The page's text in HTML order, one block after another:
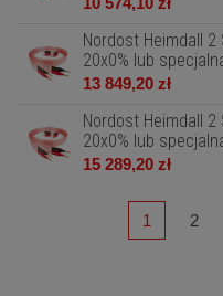
Nordost Heimdall 2
20x0% lub
13 849,20 zł
Nordost Heimdall 2
20x0% lub
15 289,20 zł
1 2